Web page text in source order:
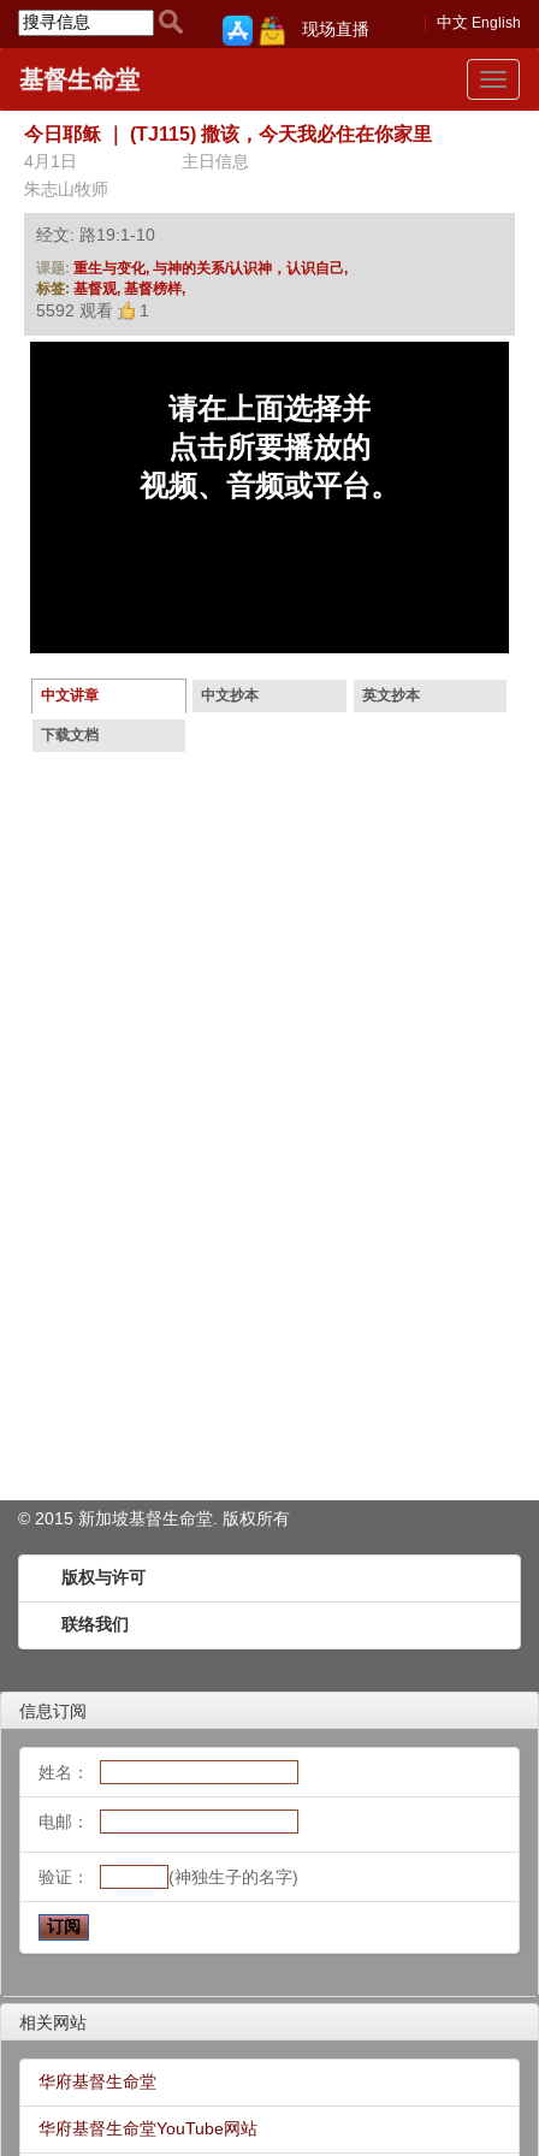
中文 English
现场直播
Toggle
基督生命堂
今日耶稣 (TJ115) 撒该，今天我必住在你家里
4月1日
主日信息
朱志山牧师
经文: 路19:1-10
课题: 重生与变化, 与神的关系/认识神，认识自己,
标签: 基督观, 基督榜样,
5592 观看 1
中文讲章 中文抄本 英文抄本
下载文档
© 2015 新加坡基督生命堂. 版权所有
版权与许可
联络我们
信息订阅
姓名：
电邮：
验证： (神独生子的名字)
相关网站
华府基督生命堂
华府基督生命堂YouTube网站